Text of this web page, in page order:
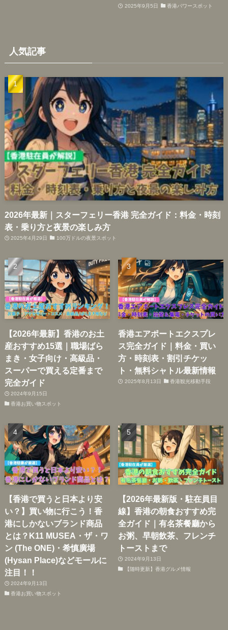
2025年9月5日 香港パワースポット
人気記事
2026年最新｜スターフェリー香港 完全ガイド：料金・時刻
表・乗り方と夜景の楽しみ方
2025年4月29日 100万ドルの夜景スポット
【2026年最新】香港のお土
産おすすめ15選｜職場ばら
まき・女子向け・高級品・
スーパーで買える定番まで
完全ガイド
2024年9月15日
香港お買い物スポット
香港エアポートエクスプレ
ス完全ガイド｜料金・買い
方・時刻表・割引チケッ
ト・無料シャトル最新情報
2025年8月13日 香港観光移動手段
【香港で買うと日本より安
い？】買い物に行こう！香
港にしかないブランド商品
とは？K11 MUSEA・ザ・ワ
ン (The ONE)・希慎廣場
(Hysan Place)などモールに
注目！！
2024年9月13日
香港お買い物スポット
【2026年最新版・駐在員目
線】香港の朝食おすすめ完
全ガイド｜有名茶餐廳から
お粥、早朝飲茶、フレンチ
トーストまで
2024年9月13日
【随時更新】香港グルメ情報